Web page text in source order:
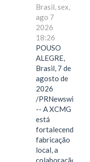
Brasil, sex,
ago 7
2026
18:26
POUSO
ALEGRE,
Brasil, 7 de
agosto de
2026
/PRNewswire/
-- A XCMG
está
fortalecendo a
fabricação
local, a
colaboração